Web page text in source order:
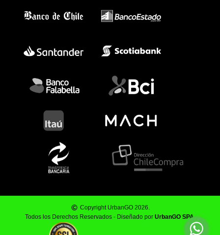
Copyright UrbanGO 2026.
Todos los Derechos Reservados - Diseñado por UrbanGO SPA.